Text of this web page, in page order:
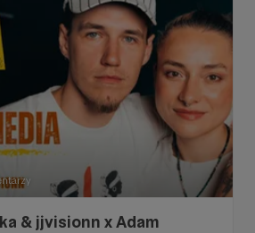
& jjvisionn x Adam